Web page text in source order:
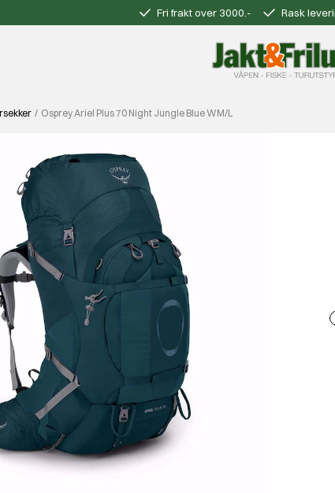
Fri frakt over 3000.- Rask
Osprey Ariel Plus 70 Night Jungle Blue WM/L